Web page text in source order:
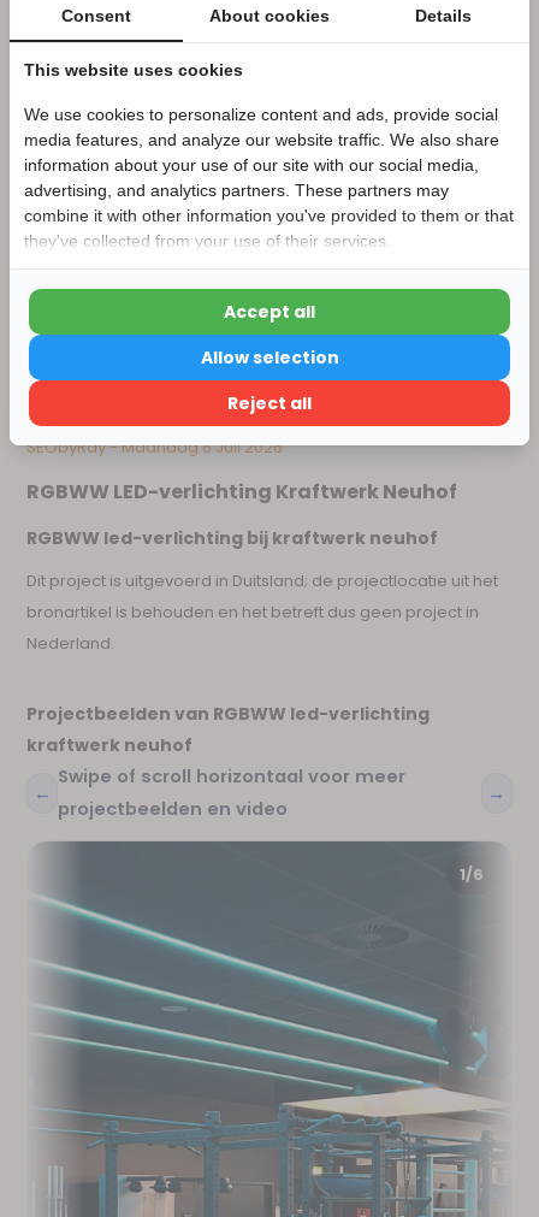
Delen
SEObyRay - Maandag 6 Juli 2026
RGBWW LED-verlichting Kraftwerk Neuhof
RGBWW led-verlichting bij kraftwerk neuhof
Dit project is uitgevoerd in Duitsland; de projectlocatie uit het
bronartikel is behouden en het betreft dus geen project in
Nederland.
Projectbeelden van RGBWW led-verlichting
kraftwerk neuhof
←
Swipe of scroll horizontaal voor meer
projectbeelden en video
→
1/6
Nu 15% korting
15korting
15% korting
Verder winkelen
Consent About cookies Details
This website uses cookies
We use cookies to personalize content and ads, provide social
media features, and analyze our website traffic. We also share
information about your use of our site with our social media,
advertising, and analytics partners. These partners may
combine it with other information you've provided to them or that
they've collected from your use of their services.
Reject all
Allow selection
Accept all